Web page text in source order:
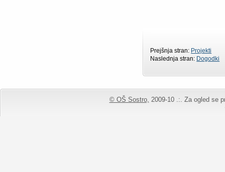
Prejšnja stran: Projekti
Naslednja stran: Dogodki
© OŠ Sostro, 2009-10 .:. Za ogled se